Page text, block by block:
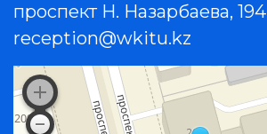
проспект Н. Назарбаева, 194
reception@wkitu.kz